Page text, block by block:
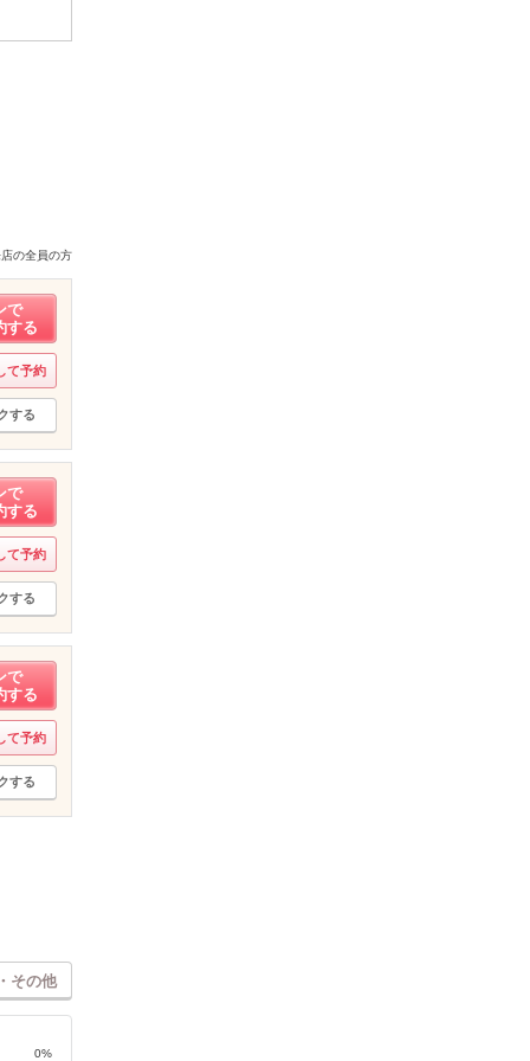
の全員の方
で
する
て予約
する
で
する
て予約
する
で
する
て予約
する
その他
0%